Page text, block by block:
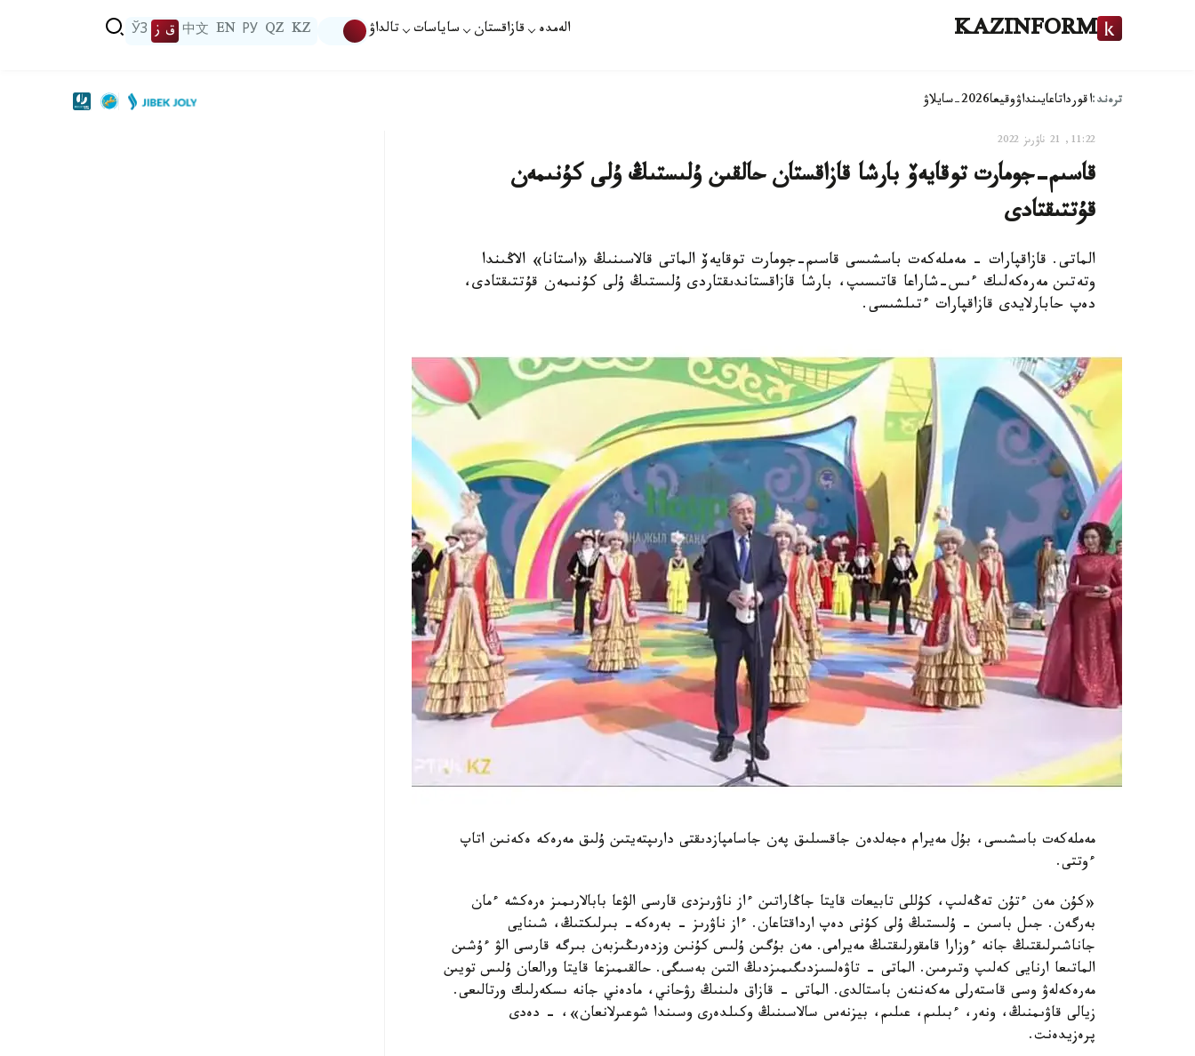
KAZINFORM الەمدە قازاقستان ساياسات تالداۋ KZ
QZ
РУ
EN
中文 ق ز ЎЗ
ترەند:اقورداتاعايىنداۋوقيعا2026-سايلاۋ
11:22, 21 ناۋرىز 2022
قاسىم-جومارت توقايەۆ بارشا قازاقستان حالقىن ۇلىستىڭ ۇلى كۇنىمەن
قۇتتىقتادى
الماتى. قازاقپارات - مەملەكەت باسشىسى قاسىم-جومارت توقايەۆ الماتى قالاسىنىڭ «استانا» الاڭىندا
وتەتىن مەرەكەلىك ءىس-شاراعا قاتىسىپ، بارشا قازاقستاندىقتاردى ۇلىستىڭ ۇلى كۇنىمەن قۇتتىقتادى،
دەپ حابارلايدى قازاقپارات ءتىلشىسى.
مەملەكەت باسشىسى، بۇل مەيرام ەجەلدەن جاقسىلىق پەن جاسامپازدىقتى دارىپتەيتىن ۇلىق مەرەكە ەكەنىن اتاپ
ءوتتى.
«كۇن مەن ءتۇن تەڭەلىپ، كۇللى تابيعات قايتا جاڭاراتىن ءاز ناۋرىزدى قارسى الۋعا بابالارىمىز ەرەكشە ءمان
بەرگەن. جىل باسىن - ۇلىستىڭ ۇلى كۇنى دەپ ارداقتاعان. ءاز ناۋرىز - بەرەكە- بىرلىكتىڭ، شىنايى
جاناشىرلىقتىڭ جانە ءوزارا قامقورلىقتىڭ مەيرامى. مەن بۇگىن ۇلىس كۇنىن وزدەرىڭىزبەن بىرگە قارسى الۋ ءۇشىن
الماتىعا ارنايى كەلىپ وتىرمىن. الماتى - تاۋەلسىزدىگىمىزدىڭ التىن بەسىگى. حالقىمىزعا قايتا ورالعان ۇلىس تويىن
مەرەكەلەۋ وسى قاستەرلى مەكەننەن باستالدى. الماتى - قازاق ەلىنىڭ رۋحاني، مادەني جانە ىسكەرلىك ورتالىعى.
زيالى قاۋىمنىڭ، ونەر، ءبىلىم، عىلىم، بيزنەس سالاسىنىڭ وكىلدەرى وسىندا شوعىرلانعان»، - دەدى
پرەزيدەنت.